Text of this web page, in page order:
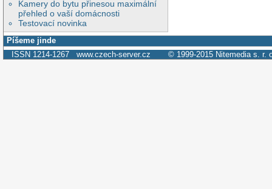
Kamery do bytu přinesou maximální
přehled o vaší domácnosti
Testovací novinka
Píšeme jinde
ISSN 1214-1267 www.czech-server.cz © 1999-2015 Nitemedia s. r.